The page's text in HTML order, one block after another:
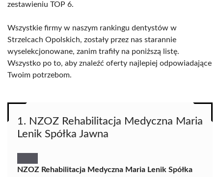
zestawieniu TOP 6.
Wszystkie firmy w naszym rankingu dentystów w
Strzelcach Opolskich, zostały przez nas starannie
wyselekcjonowane, zanim trafiły na poniższą listę.
Wszystko po to, aby znaleźć oferty najlepiej odpowiadające
Twoim potrzebom.
1. NZOZ Rehabilitacja Medyczna Maria
Lenik Spółka Jawna
NZOZ Rehabilitacja Medyczna Maria Lenik Spółka